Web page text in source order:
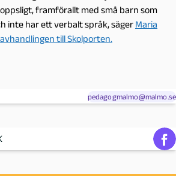
framförallt med små barn som
inte har ett verbalt språk, säger Maria
till Skolporten.
pedagogmalmo@malmo.se